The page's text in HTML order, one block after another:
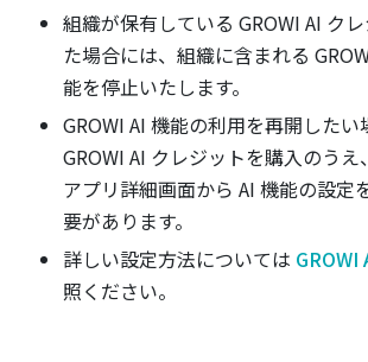
組織が保有している GROWI AI ク
た場合には、組織に含まれる
能を停止いたします。
GROWI AI 機能の利用を再開したい
GROWI AI クレジットを購入のうえ
アプリ詳細画面から AI 機能の設定
要があります。
詳しい設定方法については GROWI
照ください。